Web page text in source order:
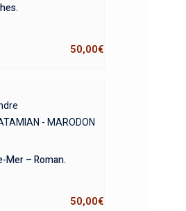
50,00€
- MARODON
Mer – Roman.
50,00€